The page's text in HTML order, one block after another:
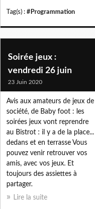
Tag(s) : #Programmation
Soirée jeux :
vendredi 26 juin
23 Juin 2020
Avis aux amateurs de jeux de
société, de Baby foot : les
soirées jeux vont reprendre
au Bistrot : il y a de la place...
dedans et en terrasse Vous
pouvez venir retrouver vos
amis, avec vos jeux. Et
toujours des assiettes à
partager.
Lire la suite